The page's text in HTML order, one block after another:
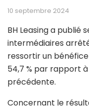
10 septembre 2024
BH Leasing a publié
intermédiaires
ressortir un
54,7 % par rapport
précédente.
Concernant le